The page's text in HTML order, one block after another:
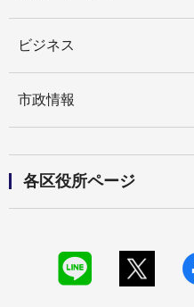
ビジネス
市政情報
各区役所ページ